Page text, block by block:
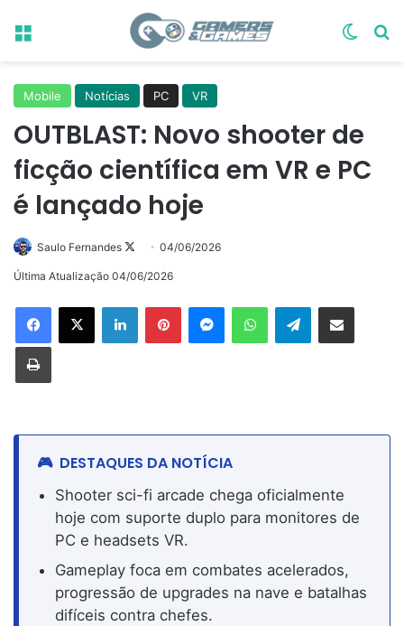
Menu
Mobile Notícias PC VR
OUTBLAST: Novo shooter de
ficção científica em VR e PC
é lançado hoje
Saulo Fernandes
Follow
on
04/06/2026
Última Atualização 04/06/2026
LinkedinPinterestMessengerWhatsAppTelegramCompartilhar via e-mail
Imprimir
DESTAQUES DA NOTÍCIA
Shooter sci-fi arcade chega oficialmente
hoje com suporte duplo para monitores de
PC e headsets VR.
Gameplay foca em combates acelerados,
progressão de upgrades na nave e batalhas
difíceis contra chefes.